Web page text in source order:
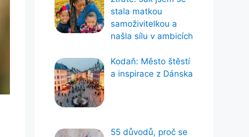
stala matkou
samoživitelkou a
našla sílu v ambicích
Kodaň: Město štěstí
a inspirace z Dánska
55 důvodů, proč se